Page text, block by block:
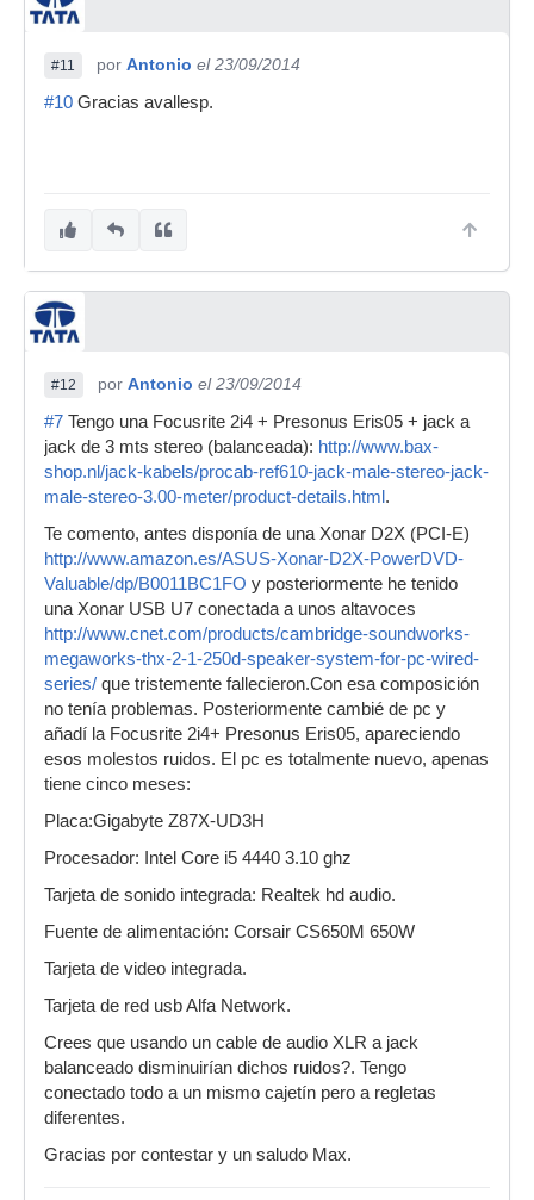
#11 por Antonio el 23/09/2014
#10 Gracias avallesp.
#12 por Antonio el 23/09/2014
#7 Tengo una Focusrite 2i4 + Presonus Eris05 + jack a
jack de 3 mts stereo (balanceada): http://www.bax-
shop.nl/jack-kabels/procab-ref610-jack-male-stereo-jack-
male-stereo-3.00-meter/product-details.html .
Te comento, antes disponía de una Xonar D2X (PCI-E)
http://www.amazon.es/ASUS-Xonar-D2X-PowerDVD-
Valuable/dp/B0011BC1FO y posteriormente he tenido
una Xonar USB U7 conectada a unos altavoces
http://www.cnet.com/products/cambridge-soundworks-
megaworks-thx-2-1-250d-speaker-system-for-pc-wired-
series/ que tristemente fallecieron.Con esa composición
no tenía problemas. Posteriormente cambié de pc y
añadí la Focusrite 2i4+ Presonus Eris05, apareciendo
esos molestos ruidos. El pc es totalmente nuevo, apenas
tiene cinco meses:
Placa:Gigabyte Z87X-UD3H
Procesador: Intel Core i5 4440 3.10 ghz
Tarjeta de sonido integrada: Realtek hd audio.
Fuente de alimentación: Corsair CS650M 650W
Tarjeta de video integrada.
Tarjeta de red usb Alfa Network.
Crees que usando un cable de audio XLR a jack
balanceado disminuirían dichos ruidos?. Tengo
conectado todo a un mismo cajetín pero a regletas
diferentes.
Gracias por contestar y un saludo Max.